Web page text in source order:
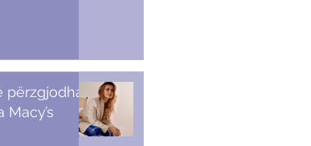
përzgjodha